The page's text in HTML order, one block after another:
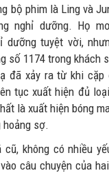
bộ phim là Ling và
nghỉ dưỡng. Họ
dưỡng tuyệt vời,
số 1174 trong khách
đã xảy ra từ khi cặp
tục xuất hiện đủ
là xuất hiện bóng
sợ.
cũ, không có nhiều
câu chuyện của